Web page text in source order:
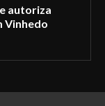
autoriza
Vinhedo